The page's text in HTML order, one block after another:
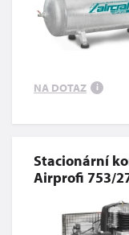
NA DOTAZ i
Stacionární
Airprofi 753/